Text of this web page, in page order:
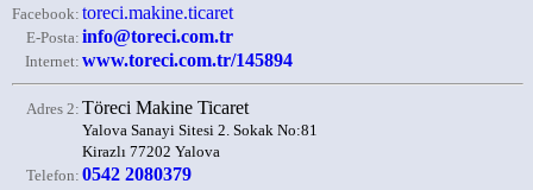
Facebook: toreci.makine.ticaret
E-Posta: info@toreci.com.tr
Internet: www.toreci.com.tr/145894
Adres 2: Töreci Makine Ticaret
Yalova Sanayi Sitesi 2. Sokak No:81
Kirazlı 77202 Yalova
Telefon: 0542 2080379